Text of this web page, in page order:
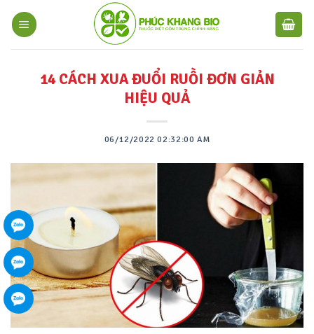
14 CÁCH XUA ĐUỔI RUỒI ĐƠN GIẢN
HIỆU QUẢ
06/12/2022 02:32:00 AM